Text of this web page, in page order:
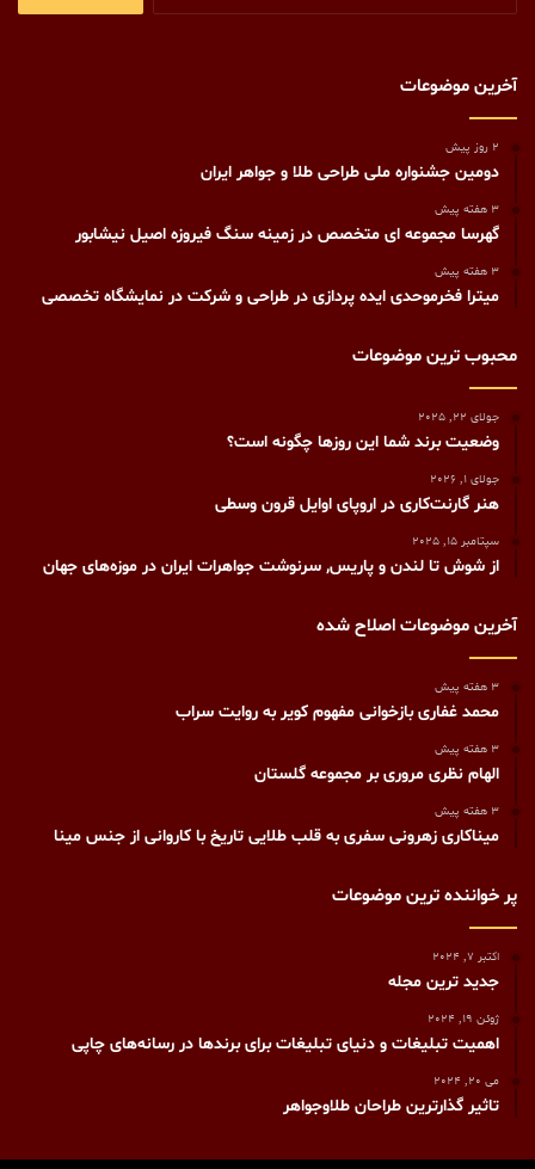
آخرین موضوعات
2 روز پیش
دومین جشنواره ملی طراحی طلا و جواهر ایران
3 هفته پیش
گهرسا مجموعه ای متخصص در زمینه سنگ فیروزه اصیل نیشابور
3 هفته پیش
میترا فخرموحدی ایده پردازی در طراحی و شرکت در نمایشگاه تخصصی
محبوب ترین موضوعات
جولای 22, 2025
وضعیت برند شما این روزها چگونه است؟
جولای 1, 2026
هنر گارنت‌کاری در اروپای اوایل قرون وسطی
سپتامبر 15, 2025
از شوش تا لندن و پاریس, سرنوشت جواهرات ایران در موزه‌های جهان
آخرین موضوعات اصلاح شده
3 هفته پیش
محمد غفاری بازخوانی مفهوم کویر به روایت سراب
3 هفته پیش
الهام نظری مروری بر مجموعه گلستان
3 هفته پیش
میناکاری زهرونی سفری به قلب طلایی تاریخ با کاروانی از جنس مینا
پر خواننده ترین موضوعات
اکتبر 7, 2024
جدید ترین مجله
ژوئن 19, 2024
اهمیت تبلیغات و دنیای تبلیغات برای برندها در رسانه‌های چاپی
می 20, 2024
تاثیر گذارترین طراحان طلاوجواهر